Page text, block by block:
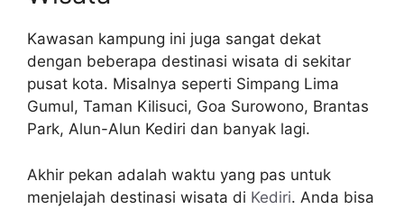
Kawasan kampung ini juga sangat dekat
dengan beberapa destinasi wisata di sekitar
pusat kota. Misalnya seperti Simpang Lima
Gumul, Taman Kilisuci, Goa Surowono, Brantas
Park, Alun-Alun Kediri dan banyak lagi.
Akhir pekan adalah waktu yang pas untuk
menjelajah destinasi wisata di Kediri. Anda bisa